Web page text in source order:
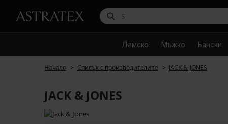
Дамско Мъжко Бански
Начало Списък с производителите JACK & JONES
JACK & JONES